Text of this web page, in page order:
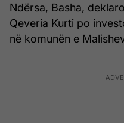
Ndërsa, Basha,
Qeveria Kurti po
në komunën e